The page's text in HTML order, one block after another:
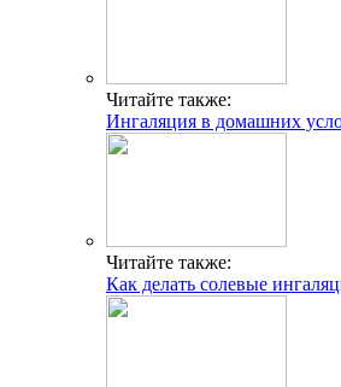
Читайте также:
Ингаляция в домашних
Читайте также:
Как делать солевые